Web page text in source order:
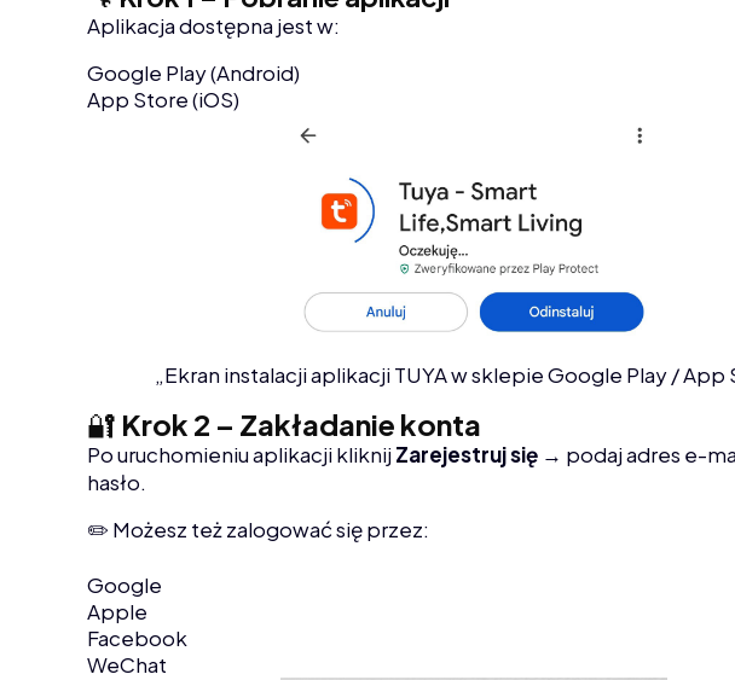
Aplikacja dostępna jest w:
Google Play (Android)
App Store (iOS)
„Ekran instalacji aplikacji TUYA w sklepie Google Play / App
🔐 Krok 2 – Zakładanie konta
Po uruchomieniu aplikacji kliknijZarejestruj się → podaj adres e-
hasło.
✏️ Możesz też zalogować się przez:
Google
Apple
Facebook
WeChat